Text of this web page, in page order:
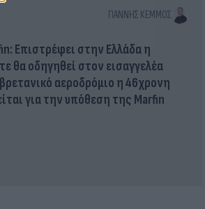
ΓΙΆΝΝΗΣ ΚΈΜΜΟΣ
Επιστρέφει στην Ελλάδα η
θα οδηγηθεί στον εισαγγελέα
αεροδρόμιο η 46χρονη
για την υπόθεση της Marfin